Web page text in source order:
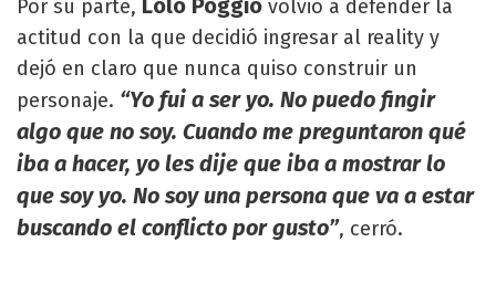
Por su parte, Lolo Poggio volvió a defender la
actitud con la que decidió ingresar al reality y
dejó en claro que nunca quiso construir un
personaje. “Yo fui a ser yo. No puedo fingir
algo que no soy. Cuando me preguntaron qué
iba a hacer, yo les dije que iba a mostrar lo
que soy yo. No soy una persona que va a estar
buscando el conflicto por gusto”, cerró.